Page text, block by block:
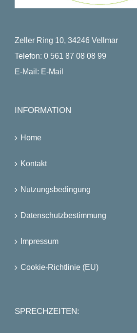
Zeller Ring 10, 34246 Vellmar
Telefon: 0 561 87 08 08 99
E-Mail: E-Mail
INFORMATION
Home
Kontakt
Nutzungsbedingung
Datenschutzbestimmung
Impressum
Cookie-Richtlinie (EU)
SPRECHZEITEN: